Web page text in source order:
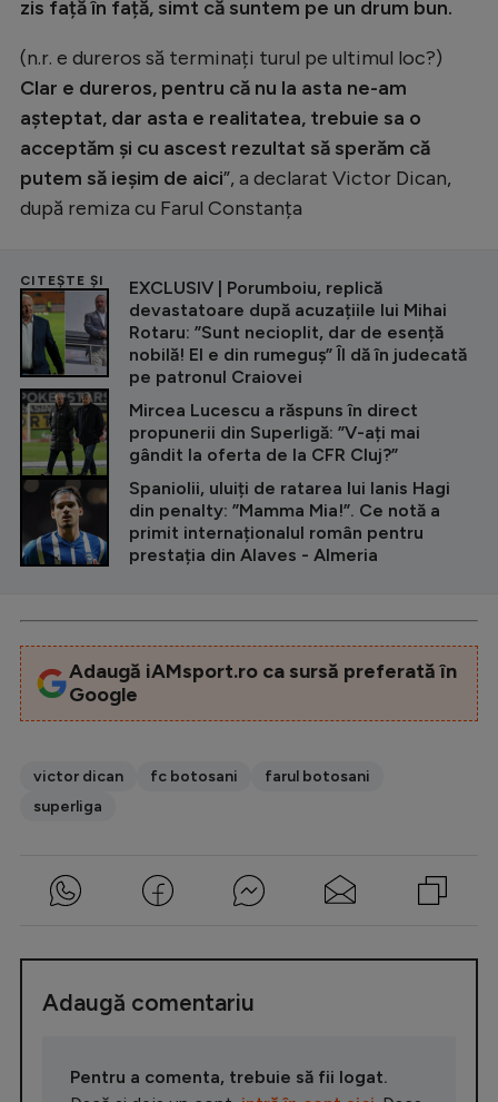
zis față în față, simt că suntem pe un drum bun.
(n.r. e dureros să terminați turul pe ultimul loc?)
Clar e dureros, pentru că nu la asta ne-am
așteptat, dar asta e realitatea, trebuie sa o
acceptăm și cu ascest rezultat să sperăm că
putem să ieșim de aici”, a declarat Victor Dican,
după remiza cu Farul Constanța
CITEȘTE ȘI
EXCLUSIV | Porumboiu, replică
devastatoare după acuzațiile lui Mihai
Rotaru: ”Sunt necioplit, dar de esență
nobilă! El e din rumeguș” Îl dă în judecată
pe patronul Craiovei
Mircea Lucescu a răspuns în direct
propunerii din Superligă: ”V-ați mai
gândit la oferta de la CFR Cluj?”
Spaniolii, uluiți de ratarea lui Ianis Hagi
din penalty: ”Mamma Mia!”. Ce notă a
primit internaționalul român pentru
prestația din Alaves - Almeria
Adaugă iAMsport.ro ca sursă preferată în
Google
victor dican fc botosani
farul botosani
superliga
Adaugă comentariu
Pentru a comenta, trebuie să fii logat.